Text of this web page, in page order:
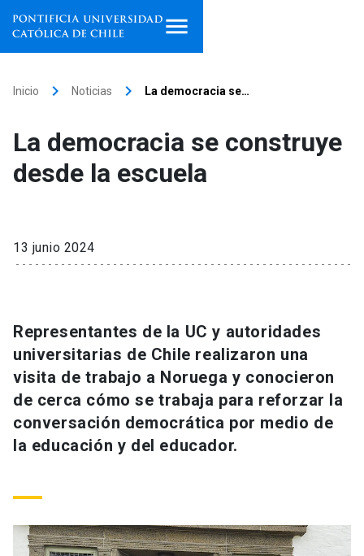
Facultades, escuelas e
institutos
Internacionalización
Vinculación
Universidad
Información para keyboard_arrow_down
Futuros estudiantes
Estudiantes
Académicos
ACCESOS DIRECTOS
Admisión launch
Inicio keyboard_arrow_right Noticias keyboard_arrow_right La democracia se…
La democracia se construye
desde la escuela
13 junio 2024
Representantes de la UC y autoridades
universitarias de Chile realizaron una
visita de trabajo a Noruega y conocieron
de cerca cómo se trabaja para reforzar la
conversación democrática por medio de
la educación y del educador.